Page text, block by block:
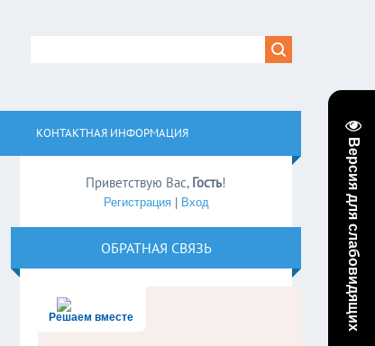
Версия для слабовидящих
КОНТАКТНАЯ ИНФОРМАЦИЯ
Приветствую Вас, Гость!
Регистрация| Вход
ОБРАТНАЯ СВЯЗЬ
Решаем вместе